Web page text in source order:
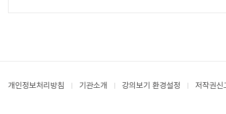
개인정보처리방침 기관소개 강의보기 환경설정 저작권신